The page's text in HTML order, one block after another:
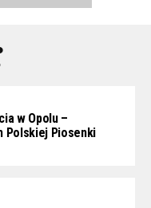
w Opolu –
Polskiej Piosenki